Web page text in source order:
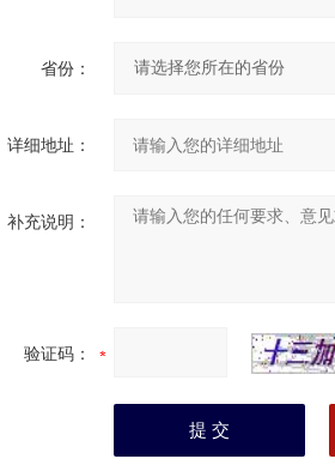
省份：
详细地址：
补充说明：
验证码：